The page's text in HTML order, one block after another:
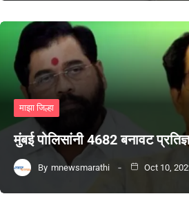
माझा जिल्हा
मुंबई पोलिसांनी 4682 बनावट
By mnewsmarathi Oct 10,